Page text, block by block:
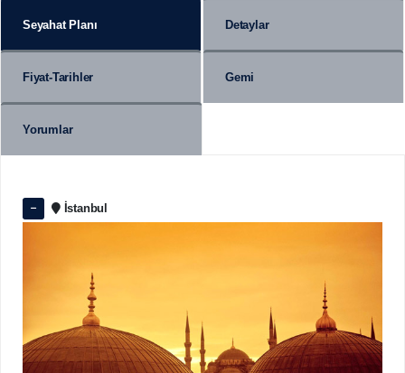
Seyahat Planı Detaylar
Fiyat-Tarihler Gemi
Yorumlar
İstanbul